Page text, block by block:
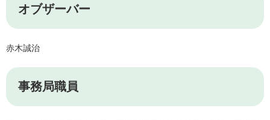
オブザーバー
赤木誠治
事務局職員